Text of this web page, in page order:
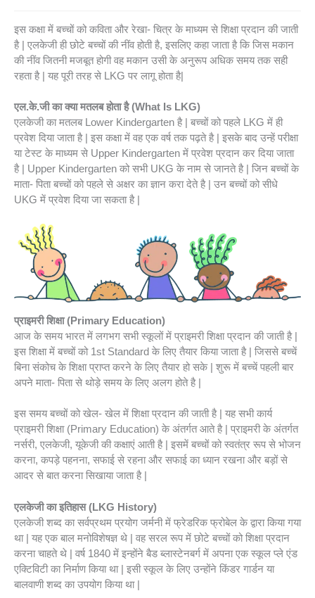
इस कक्षा में बच्चों को कविता और रेखा- चित्र के माध्यम से शिक्षा प्रदान की जाती
है | एलकेजी ही छोटे बच्चों की नींव होती है, इसलिए कहा जाता है कि जिस मकान
की नींव जितनी मजबूत होगी वह मकान उसी के अनुरूप अधिक समय तक सही
रहता है | यह पूरी तरह से LKG पर लागू होता है|
एल.के.जी का क्या मतलब होता है (What Is LKG)
एलकेजी का मतलब Lower Kindergarten है | बच्चों को पहले LKG में ही
प्रवेश दिया जाता है | इस कक्षा में वह एक वर्ष तक पढ़ते है | इसके बाद उन्हें परीक्षा
या टेस्ट के माध्यम से Upper Kindergarten में प्रवेश प्रदान कर दिया जाता
है | Upper Kindergarten को सभी UKG के नाम से जानते है | जिन बच्चों के
माता- पिता बच्चों को पहले से अक्षर का ज्ञान करा देते है | उन बच्चों को सीधे
UKG में प्रवेश दिया जा सकता है |
प्राइमरी शिक्षा(Primary Education)
आज के समय भारत में लगभग सभी स्कूलों में प्राइमरी शिक्षा प्रदान की जाती है |
इस शिक्षा में बच्चों को 1st Standard के लिए तैयार किया जाता है | जिससे बच्चें
बिना संकोच के शिक्षा प्राप्त करने के लिए तैयार हो सके | शुरू में बच्चें पहली बार
अपने माता- पिता से थोड़े समय के लिए अलग होते है |
इस समय बच्चों को खेल- खेल में शिक्षा प्रदान की जाती है | यह सभी कार्य
प्राइमरी शिक्षा (Primary Education) के अंतर्गत आते है | प्राइमरी के अंतर्गत
नर्सरी, एलकेजी, यूकेजी की कक्षाएं आती है | इसमें बच्चों को स्वतंत्र रूप से भोजन
करना, कपड़े पहनना, सफाई से रहना और सफाई का ध्यान रखना और बड़ों से
आदर से बात करना सिखाया जाता है |
एलकेजी का इतिहास(LKG History)
एलकेजी शब्द का सर्वप्रथम प्रयोग जर्मनी में फ्रेडरिक फ्रोबेल के द्वारा किया गया
था | यह एक बाल मनोविशेषज्ञ थे | वह सरल रूप में छोटे बच्चों को शिक्षा प्रदान
करना चाहते थे | वर्ष 1840 में इन्होंने बैड ब्लास्टेनबर्ग में अपना एक स्कूल प्ले एंड
एक्टिविटी का निर्माण किया था | इसी स्कूल के लिए उन्होंने किंडर गार्डन या
बालवाणी शब्द का उपयोग किया था |